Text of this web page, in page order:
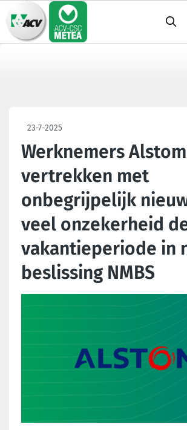
23-7-2025
Werknemers Alstom
vertrekken met
onbegrijpelijk
veel onzekerheid
vakantieperiode in
beslissing NMBS